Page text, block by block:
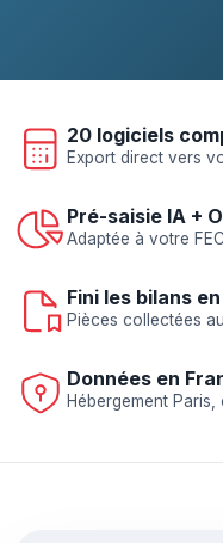
20 logiciels
Export direct vers
Pré-saisie IA +
Adaptée à votre
Fini les bilans
Pièces collectées
Données en
Hébergement